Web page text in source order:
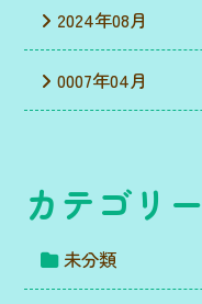
2024年08月
0007年04月
カテゴリー
未分類